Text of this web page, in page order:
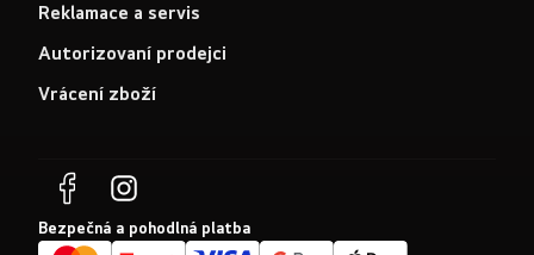
Reklamace a servis
Autorizovaní prodejci
Vrácení zboží
Bezpečná a pohodlná platba